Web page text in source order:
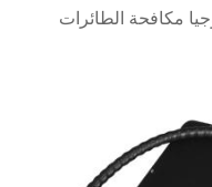
مكافحة الطائرات